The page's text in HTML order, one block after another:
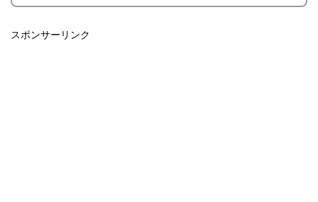
スポンサーリンク